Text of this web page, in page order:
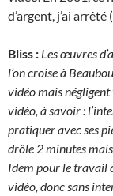
d’argent, j’ai arrêté
Bliss : Les œuvres
l’on croise à
vidéo mais
vidéo, à savoir :
pratiquer avec ses
drôle 2 minutes
Idem pour le travail
vidéo, donc sans